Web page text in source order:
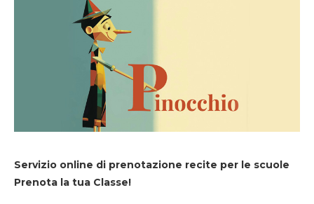
Servizio online di prenotazione recite per le scuole
Prenota la tua Classe!